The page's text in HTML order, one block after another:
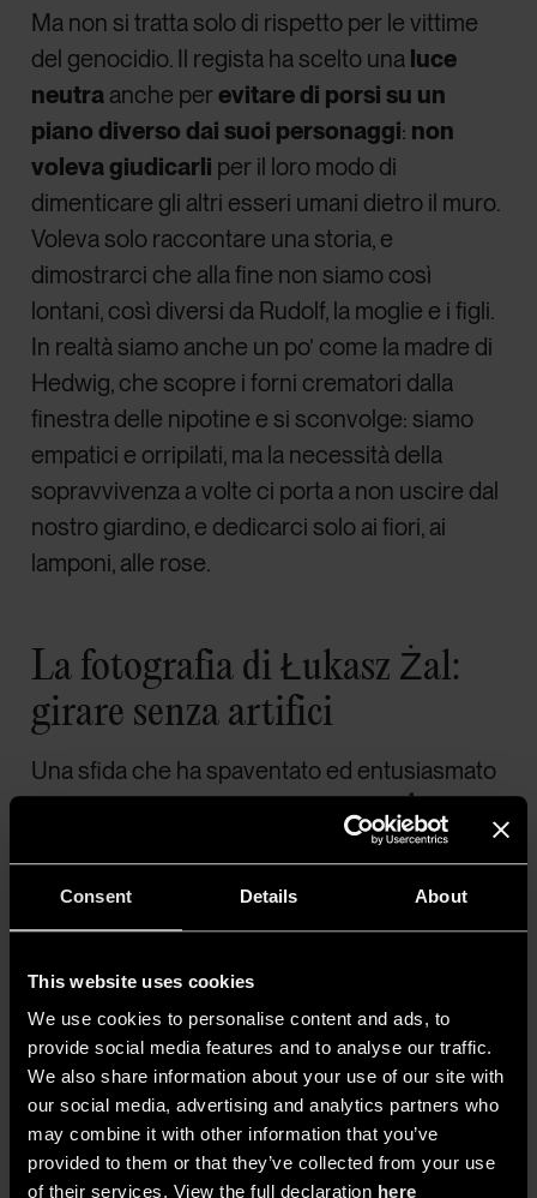
Consent Details About
This website uses cookies
We use cookies to personalise content and ads, to
provide social media features and to analyse our traffic.
We also share information about your use of our site with
our social media, advertising and analytics partners who
may combine it with other information that you’ve
provided to them or that they’ve collected from your use
of their services. View the full declaration here
Ma non si tratta solo di rispetto per le vittime
del genocidio. Il regista ha scelto una luce
neutra anche perevitare di porsi su un
piano diverso dai suoi personaggi: non
voleva giudicarli per il loro modo di
dimenticare gli altri esseri umani dietro il muro.
Voleva solo raccontare una storia, e
dimostrarci che alla fine non siamo così
lontani, così diversi da Rudolf, la moglie e i figli.
In realtà siamo anche un po’ come la madre di
Hedwig, che scopre i forni crematori dalla
finestra delle nipotine e si sconvolge: siamo
empatici e orripilati, ma la necessità della
sopravvivenza a volte ci porta a non uscire dal
nostro giardino, e dedicarci solo ai fiori, ai
lamponi, alle rose.
La fotografia di Łukasz Żal:
girare senza artifici
Una sfida che ha spaventato ed entusiasmato
Łukasz Żal
polacco prodigio candidato all’Oscar per
e
telecamere Sony VENICE , controllate da
remoto e utilizzate in unset illuminato
esclusivamente da luce naturale , senza
riflettori né fill light. Il doppio ISO base della
macchina – 800 e 2500, come riporta